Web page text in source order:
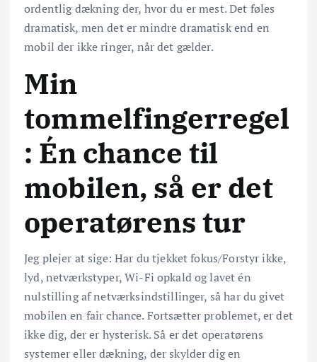
ordentlig dækning der, hvor du er mest. Det føles
dramatisk, men det er mindre dramatisk end en
mobil der ikke ringer, når det gælder.
Min
tommelfingerregel
: Én chance til
mobilen, så er det
operatørens tur
Jeg plejer at sige: Har du tjekket fokus/Forstyr ikke,
lyd, netværkstyper, Wi-Fi opkald og lavet én
nulstilling af netværksindstillinger, så har du givet
mobilen en fair chance. Fortsætter problemet, er det
ikke dig, der er hysterisk. Så er det operatørens
systemer eller dækning, der skylder dig en